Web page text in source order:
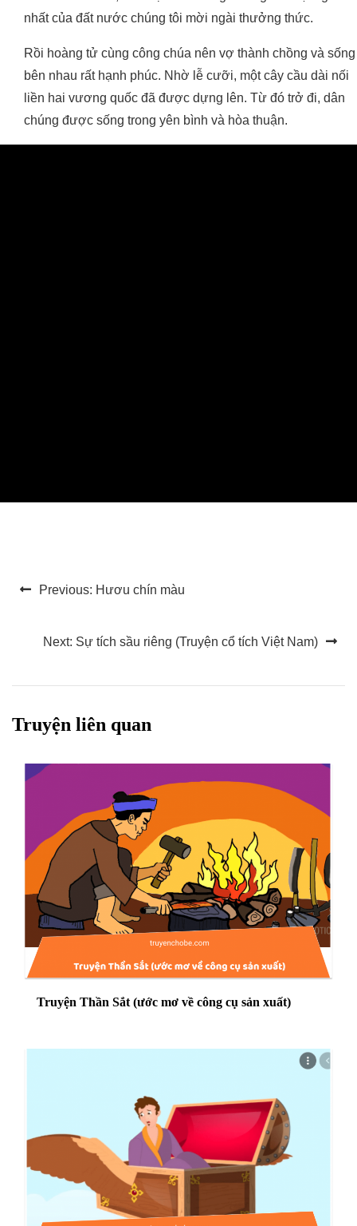
nhất của đất nước chúng tôi mời ngài thưởng thức.
Rồi hoàng tử cùng công chúa nên vợ thành chồng và sống
bên nhau rất hạnh phúc. Nhờ lễ cưỡi, một cây cầu dài nối
liền hai vương quốc đã được dựng lên. Từ đó trở đi, dân
chúng được sống trong yên bình và hòa thuận.
ĐiềuPrevious: Hươu chín màu
Next: Sự tích sầu riêng (Truyện cổ tích Việt Nam)
Truyện liên quan
Truyện Thần Sắt (ước mơ về công cụ sản xuất)